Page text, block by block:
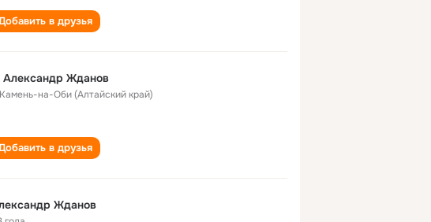
в друзья
Александр Жданов
на-Оби (Алтайский край)
в друзья
Жданов